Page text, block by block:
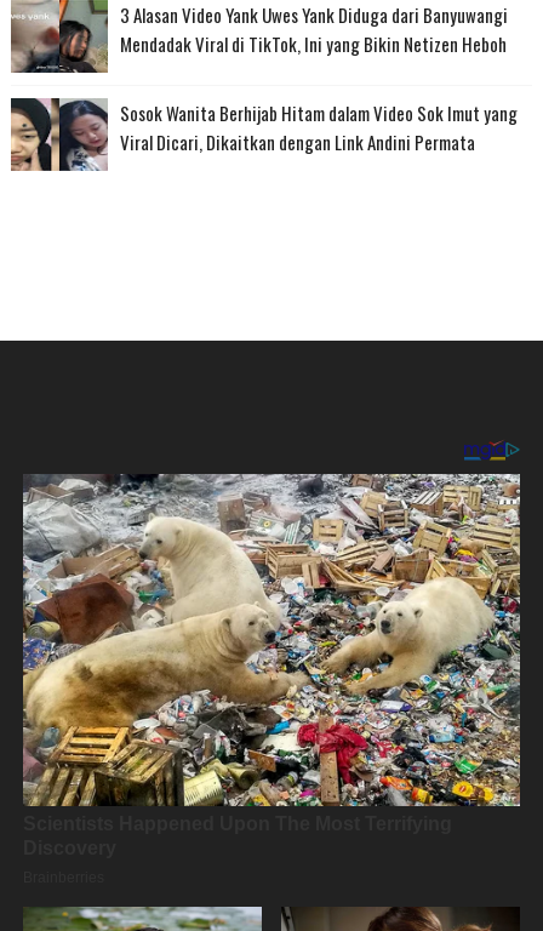
3 Alasan Video Yank Uwes Yank Diduga dari Banyuwangi
Mendadak Viral di TikTok, Ini yang Bikin Netizen Heboh
Sosok Wanita Berhijab Hitam dalam Video Sok Imut yang
Viral Dicari, Dikaitkan dengan Link Andini Permata